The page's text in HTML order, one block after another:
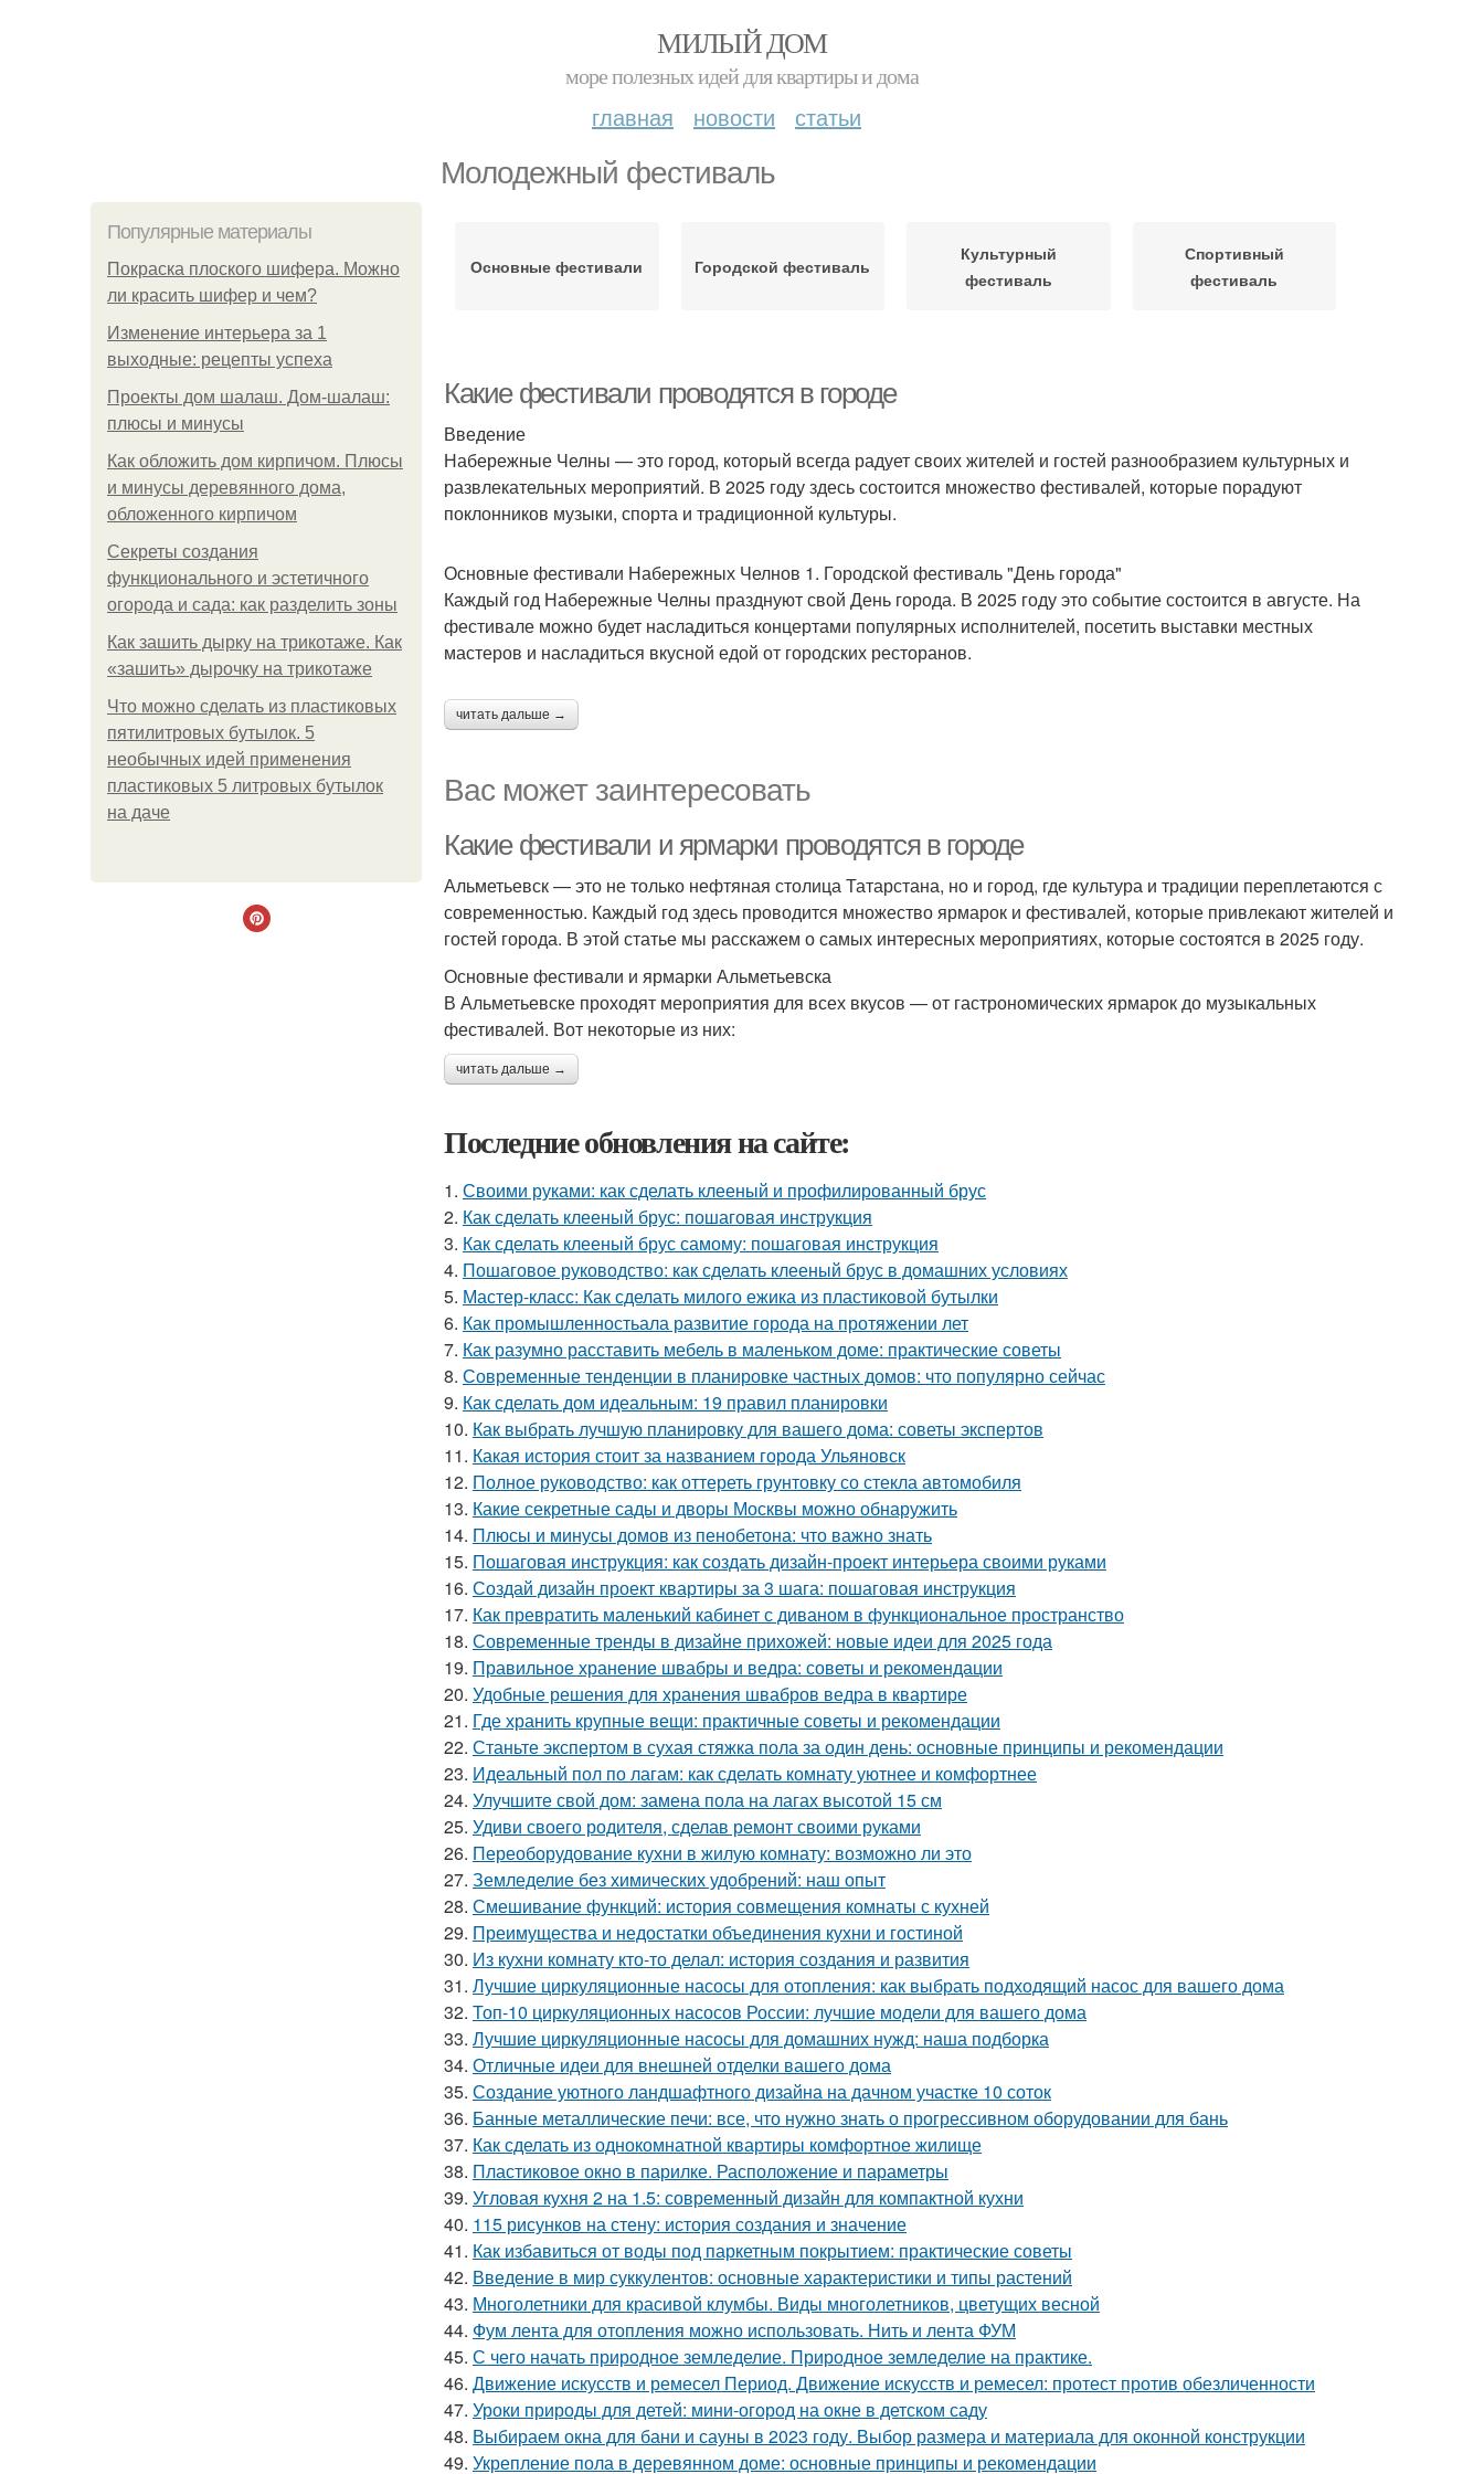
МИЛЫЙ ДОМ
море полезных идей для квартиры и дома
главная новости статьи
Молодежный фестиваль
Популярные материалы
Покраска плоского шифера. Можно
ли красить шифер и чем?
Изменение интерьера за 1
выходные: рецепты успеха
Проекты дом шалаш. Дом-шалаш:
плюсы и минусы
Как обложить дом кирпичом. Плюсы
и минусы деревянного дома,
обложенного кирпичом
Секреты создания
функционального и эстетичного
огорода и сада: как разделить зоны
Как зашить дырку на трикотаже. Как
«зашить» дырочку на трикотаже
Что можно сделать из пластиковых
пятилитровых бутылок. 5
необычных идей применения
пластиковых 5 литровых бутылок
на даче
Основные фестивали Городской фестиваль
Культурный
фестиваль
Спортивный
фестиваль
Какие фестивали проводятся в городе
Введение
Набережные Челны — это город, который всегда радует своих жителей и гостей разнообразием культурных и
развлекательных мероприятий. В 2025 году здесь состоится множество фестивалей, которые порадуют
поклонников музыки, спорта и традиционной культуры.
Основные фестивали Набережных Челнов 1. Городской фестиваль "День города"
Каждый год Набережные Челны празднуют свой День города. В 2025 году это событие состоится в августе. На
фестивале можно будет насладиться концертами популярных исполнителей, посетить выставки местных
мастеров и насладиться вкусной едой от городских ресторанов.
читать дальше →
Вас может заинтересовать
Какие фестивали и ярмарки проводятся в городе
Альметьевск — это не только нефтяная столица Татарстана, но и город, где культура и традиции переплетаются с
современностью. Каждый год здесь проводится множество ярмарок и фестивалей, которые привлекают жителей и
гостей города. В этой статье мы расскажем о самых интересных мероприятиях, которые состоятся в 2025 году.
Основные фестивали и ярмарки Альметьевска
В Альметьевске проходят мероприятия для всех вкусов — от гастрономических ярмарок до музыкальных
фестивалей. Вот некоторые из них:
читать дальше →
Последние обновления на сайте:
1. Своими руками: как сделать клееный и профилированный брус
2. Как сделать клееный брус: пошаговая инструкция
3. Как сделать клееный брус самому: пошаговая инструкция
4. Пошаговое руководство: как сделать клееный брус в домашних условиях
5. Мастер-класс: Как сделать милого ежика из пластиковой бутылки
6. Как промышленностьала развитие города на протяжении лет
7. Как разумно расставить мебель в маленьком доме: практические советы
8. Современные тенденции в планировке частных домов: что популярно сейчас
9. Как сделать дом идеальным: 19 правил планировки
10. Как выбрать лучшую планировку для вашего дома: советы экспертов
11. Какая история стоит за названием города Ульяновск
12. Полное руководство: как оттереть грунтовку со стекла автомобиля
13. Какие секретные сады и дворы Москвы можно обнаружить
14. Плюсы и минусы домов из пенобетона: что важно знать
15. Пошаговая инструкция: как создать дизайн-проект интерьера своими руками
16. Создай дизайн проект квартиры за 3 шага: пошаговая инструкция
17. Как превратить маленький кабинет с диваном в функциональное пространство
18. Современные тренды в дизайне прихожей: новые идеи для 2025 года
19. Правильное хранение швабры и ведра: советы и рекомендации
20. Удобные решения для хранения швабров ведра в квартире
21. Где хранить крупные вещи: практичные советы и рекомендации
22. Станьте экспертом в сухая стяжка пола за один день: основные принципы и рекомендации
23. Идеальный пол по лагам: как сделать комнату уютнее и комфортнее
24. Улучшите свой дом: замена пола на лагах высотой 15 см
25. Удиви своего родителя, сделав ремонт своими руками
26. Переоборудование кухни в жилую комнату: возможно ли это
27. Земледелие без химических удобрений: наш опыт
28. Смешивание функций: история совмещения комнаты с кухней
29. Преимущества и недостатки объединения кухни и гостиной
30. Из кухни комнату кто-то делал: история создания и развития
31. Лучшие циркуляционные насосы для отопления: как выбрать подходящий насос для вашего дома
32. Топ-10 циркуляционных насосов России: лучшие модели для вашего дома
33. Лучшие циркуляционные насосы для домашних нужд: наша подборка
34. Отличные идеи для внешней отделки вашего дома
35. Создание уютного ландшафтного дизайна на дачном участке 10 соток
36. Банные металлические печи: все, что нужно знать о прогрессивном оборудовании для бань
37. Как сделать из однокомнатной квартиры комфортное жилище
38. Пластиковое окно в парилке. Расположение и параметры
39. Угловая кухня 2 на 1.5: современный дизайн для компактной кухни
40. 115 рисунков на стену: история создания и значение
41. Как избавиться от воды под паркетным покрытием: практические советы
42. Введение в мир суккулентов: основные характеристики и типы растений
43. Многолетники для красивой клумбы. Виды многолетников, цветущих весной
44. Фум лента для отопления можно использовать. Нить и лента ФУМ
45. С чего начать природное земледелие. Природное земледелие на практике.
46. Движение искусств и ремесел Период. Движение искусств и ремесел: протест против обезличенности
47. Уроки природы для детей: мини-огород на окне в детском саду
48. Выбираем окна для бани и сауны в 2023 году. Выбор размера и материала для оконной конструкции
49. Укрепление пола в деревянном доме: основные принципы и рекомендации